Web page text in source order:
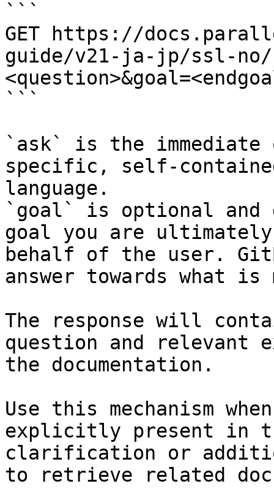
```
GET https://
guide/v21-ja-jp/ssl-no/
```
`ask` is the
specific, self-
language.
`goal` is optional and
goal you are
behalf of the user.
answer towards what
The response will
question and relevant
the documentation.
Use this mechanism
explicitly present in
clarification or